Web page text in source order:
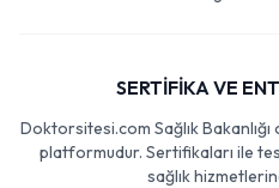
SERTİFİKA VE
Doktorsitesi.com Sağlık
platformudur. Sertifikaları ile
sağlık